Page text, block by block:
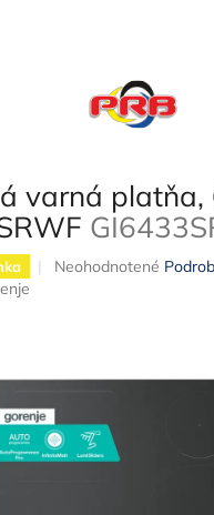
varná platňa,
Priemerné
hviezdičiek.
Neohodnotené